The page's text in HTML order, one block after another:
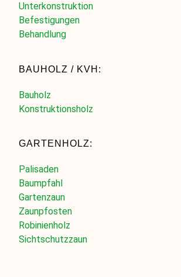
Unterkonstruktion
Befestigungen
Behandlung
BAUHOLZ / KVH:
Bauholz
Konstruktionsholz
GARTENHOLZ:
Palisaden
Baumpfahl
Gartenzaun
Zaunpfosten
Robinienholz
Sichtschutzzaun